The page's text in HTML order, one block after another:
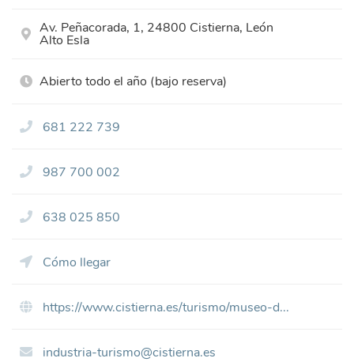
Av. Peñacorada, 1, 24800 Cistierna, León
Alto Esla
Abierto todo el año (bajo reserva)
681 222 739
987 700 002
638 025 850
Cómo llegar
https://www.cistierna.es/turismo/museo-d...
industria-turismo@cistierna.es